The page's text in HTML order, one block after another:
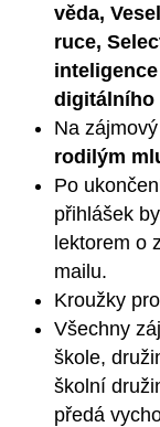
věda,
ruce,
digitálního
Na
rodilým
Po
přihlášek
lektorem o
mailu.
Kroužky
Všechny
škole,
školní
předá